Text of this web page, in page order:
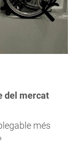
del mercat
més